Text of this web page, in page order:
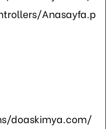
Anasayfa.p
doaskimya.com/